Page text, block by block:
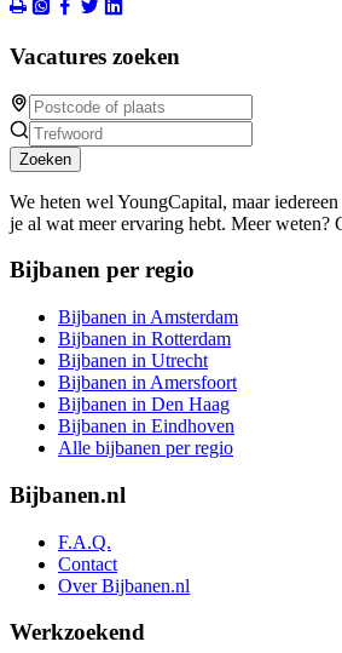
Vacatures zoeken
Zoeken
We heten wel YoungCapital, maar
je al wat meer ervaring hebt. Meer weten?
Bijbanen per regio
Bijbanen in Amsterdam
Bijbanen in Rotterdam
Bijbanen in Utrecht
Bijbanen in Amersfoort
Bijbanen in Den Haag
Bijbanen in Eindhoven
Alle bijbanen per regio
Bijbanen.nl
F.A.Q.
Contact
Over Bijbanen.nl
Werkzoekend